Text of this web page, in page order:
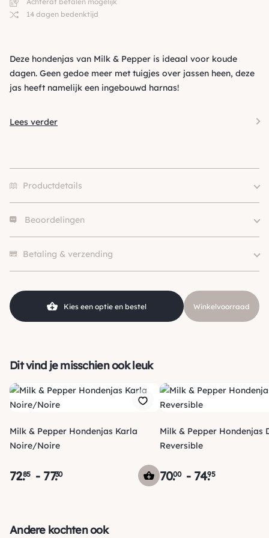
14 dagen bedenktijd
Deze hondenjas van Milk & Pepper is ideaal voor koude
dagen. Geen gedoe meer met tuigjes over jassen heen, deze
jas heeft namelijk een ingebouwd harnas!
Lees verder
Productdetails
41L, 45, 45L
Merk
Beoordelingen
Betaling & verzending
ontvangt een track & trace code van ons zodat je je pakketje
Kies een optie en bestel Winkelvoorraad
Dit vind je misschien ook leuk
Milk & Pepper Hondenjas Karla
Noire/Noire
72.85 - 77.30
Milk & Pepper Hondenjas
Reversible
70.00 - 74.95
Andere kochten ook